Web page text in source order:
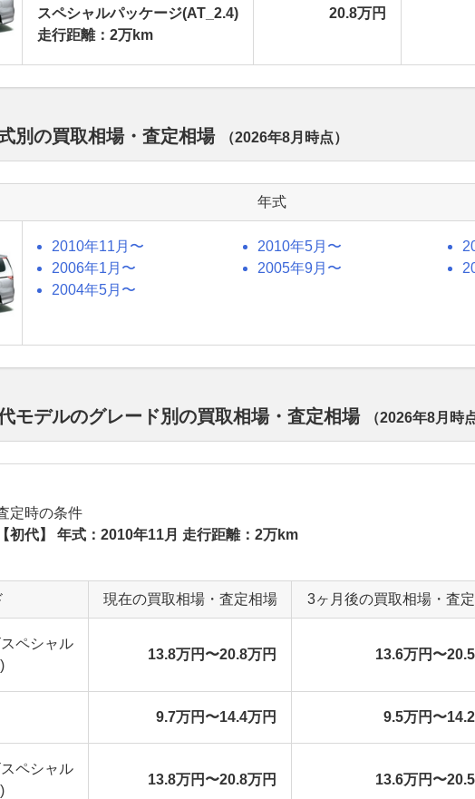
スペシャルパッケージ(AT_2.4)
走行距離：2万km
20.8万円
別の買取相場・査定相場 （2026年8月 時点）
年式
2010年11月〜 2010年5月〜
2006年1月〜
2005年9月〜
2004年5月〜
モデルのグレード別の買取相場・査定相場 （2026年8月 時
定時の条件
【初代】 年式：2010年11月 走行距離：2万km
現在の買取相場・査定相場 3ヶ月後の買取相場・査
ペシャル
13.8万円〜20.8万円 13.6万円〜
9.7万円〜14.4万円 9.5万円〜
ペシャル
13.8万円〜20.8万円 13.6万円〜